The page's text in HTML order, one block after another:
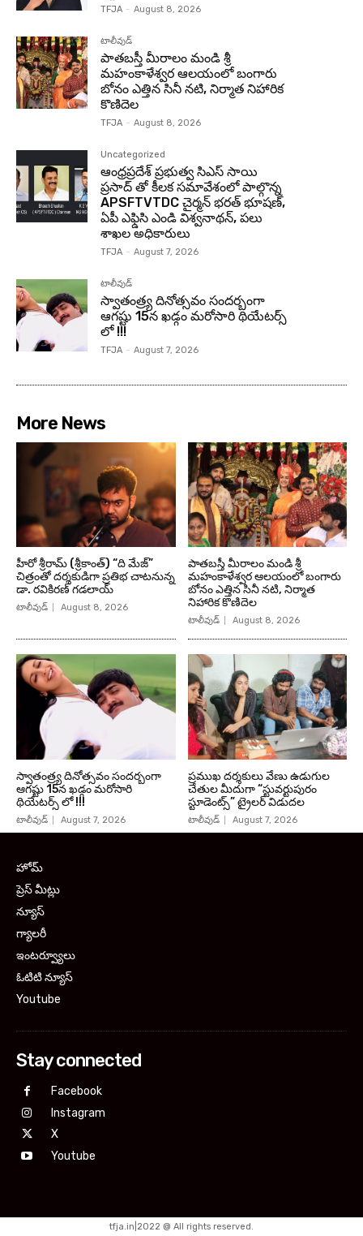
TFJA - August 8, 2026
టాలీవుడ్
పాతబస్తీ మీరాలం మండి శ్రీ
మహంకాళేశ్వర ఆలయంలో బంగారు
బోనం ఎత్తిన సినీ నటి, నిర్మాత నిహారిక
కొణిదెల
TFJA - August 8, 2026
Uncategorized
ఆంధ్రప్రదేశ్ ప్రభుత్వ సిఎస్ సాయి
ప్రసాద్ తో కీలక సమావేశంలో పాల్గొన్న
APSFTVTDC చైర్మన్ భరత్ భూషణ్,
ఏపీ ఎఫ్డిసి ఎండి విశ్వనాథన్, పలు
శాఖల అధికారులు
TFJA - August 7, 2026
టాలీవుడ్
స్వాతంత్ర్య దినోత్సవం సందర్బంగా
ఆగష్టు 15న ఖడ్గం మరోసారి థియేటర్స్
లో !!!
TFJA - August 7, 2026
More News
హీరో శ్రీరామ్ (శ్రీకాంత్) “ది మేజ్”
చిత్రంతో దర్శకుడిగా ప్రతిభ చాటనున్న
డా. రవికిరణ్ గడలాయ్
టాలీవుడ్ August 8, 2026
పాతబస్తీ మీరాలం మండి శ్రీ
మహంకాళేశ్వర ఆలయంలో బంగారు
బోనం ఎత్తిన సినీ నటి, నిర్మాత
నిహారిక కొణిదెల
టాలీవుడ్ August 8, 2026
స్వాతంత్ర్య దినోత్సవం సందర్బంగా
ఆగష్టు 15న ఖడ్గం మరోసారి
థియేటర్స్ లో !!!
టాలీవుడ్ August 7, 2026
ప్రముఖ దర్శకులు వేణు ఉడుగుల
చేతుల మీదుగా “స్టువర్టుపురం
స్టూడెంట్స్” ట్రైలర్ విడుదల
టాలీవుడ్ August 7, 2026
హోమ్
ప్రెస్ మీట్లు
న్యూస్
గ్యాలరీ
ఇంటర్వ్యూలు
ఓటిటి న్యూస్
Youtube
Stay connected
Facebook
Instagram
X
Youtube
tfja.in|2022 @ All rights reserved.